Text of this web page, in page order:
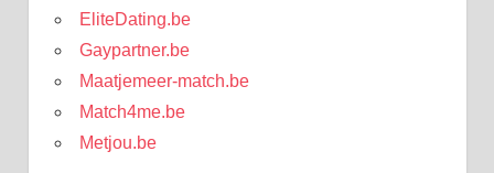
EliteDating.be
Gaypartner.be
Maatjemeer-match.be
Match4me.be
Metjou.be